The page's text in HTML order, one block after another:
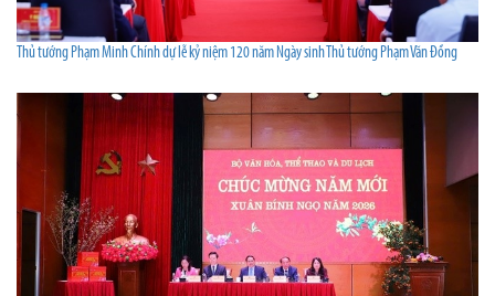
Thủ tướng Phạm Minh Chính dự lễ kỷ niệm 120 năm Ngày sinh Thủ tướng Phạm Văn Đồng